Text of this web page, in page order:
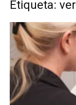
Etiqueta: ver